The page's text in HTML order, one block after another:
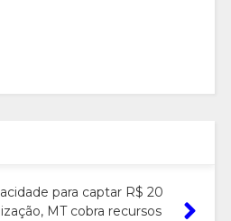
para captar R$ 20
MT cobra recursos